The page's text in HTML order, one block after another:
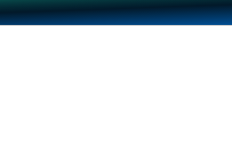
WordPress導入